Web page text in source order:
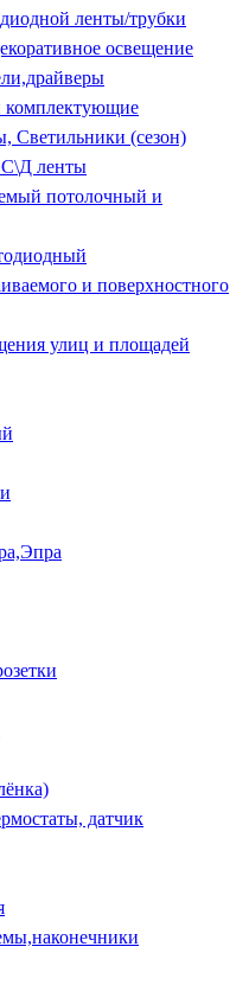
ленты/трубки
освещение
комплектующие
Светильники (сезон)
С\Д ленты
потолочный и
и поверхностного
улиц и площадей
датчик